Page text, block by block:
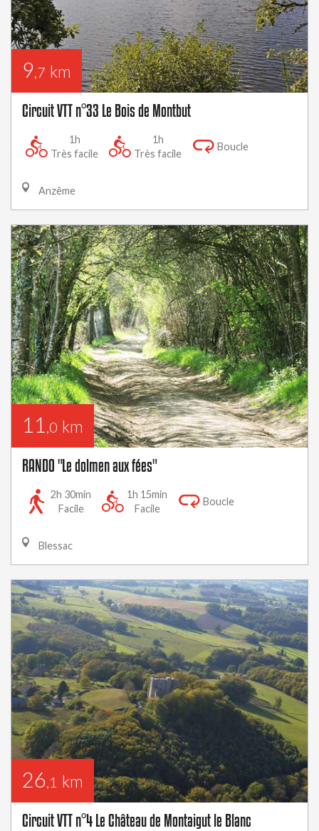
9,7 km
Circuit VTT n°33 Le Bois de Montbut
1h
Très facile
1h
Très facile
Boucle
Anzême
11 ,0 km
RANDO "Le dolmen aux fées"
2h 30min
Facile
1h 15min
Facile
Boucle
Blessac
26,1 km
Circuit VTT n°4 Le Château de Montaigut le Blanc